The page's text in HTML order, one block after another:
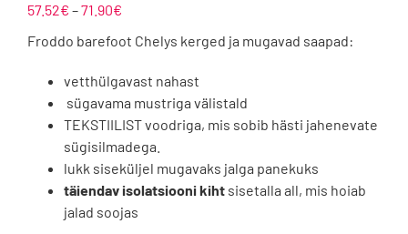
57.52€ –71.90€
71.90€
Froddo barefoot Chelys kerged ja mugavad saapad:
vetthülgavast nahast
sügavama mustriga välistald
TEKSTIILIST voodriga, mis sobib hästi jahenevate
sügisilmadega.
lukk siseküljel mugavaks jalga panekuks
täiendav isolatsiooni kiht sisetalla all, mis hoiab
jalad soojas